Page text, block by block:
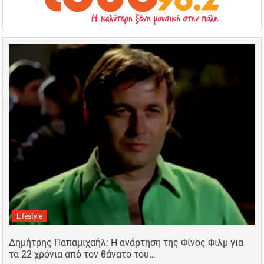
Lifestyle
Δημήτρης Παπαμιχαήλ: Η ανάρτηση της Φίνος Φιλμ για
τα 22 χρόνια από τον θάνατο του…